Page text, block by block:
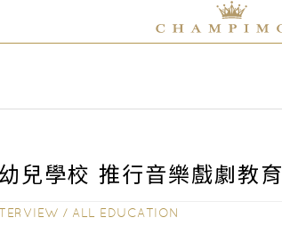
兒學校 推行音樂戲劇教育
/ ALL EDUCATION